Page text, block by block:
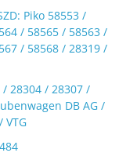
Piko 58553 /
/ 58565 / 58563 /
/ 58568 / 28319 /
/ 28304 / 28307 /
DB AG /
VTG